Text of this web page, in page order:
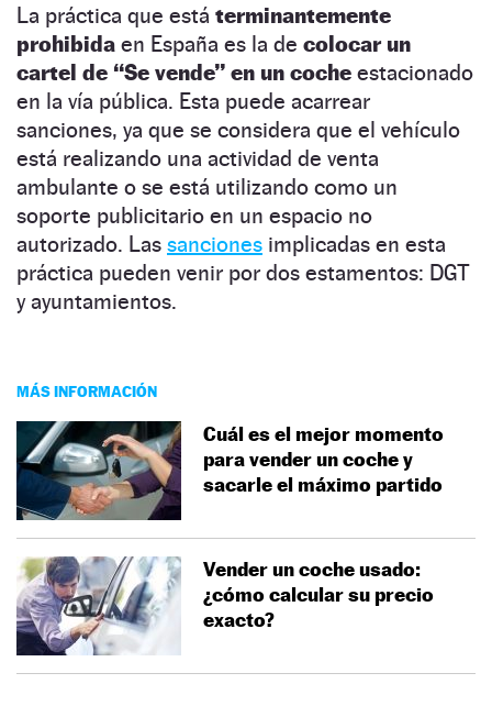
La práctica que está terminantemente
prohibida en España es la de colocar un
cartel de “Se vende” en un coche estacionado
en la vía pública. Esta puede acarrear
sanciones, ya que se considera que el vehículo
está realizando una actividad de venta
ambulante o se está utilizando como un
soporte publicitario en un espacio no
autorizado. Las sanciones implicadas en esta
práctica pueden venir por dos estamentos: DGT
y ayuntamientos.
MÁS INFORMACIÓN
Cuál es el mejor momento
para vender un coche y
sacarle el máximo partido
Vender un coche usado:
¿cómo calcular su precio
exacto?